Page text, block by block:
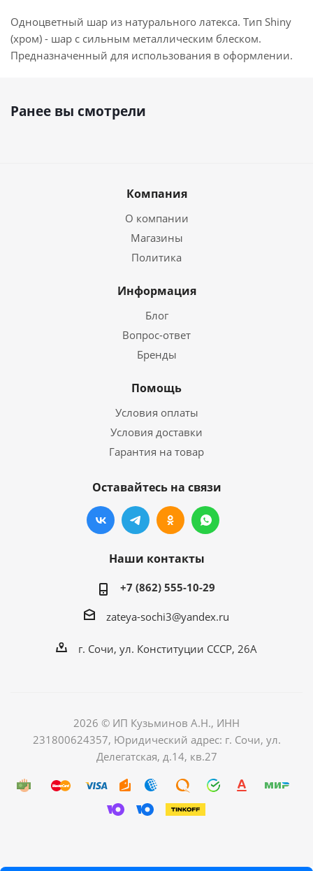
Одноцветный шар из натурального латекса. Тип Shiny
(хром) - шар с сильным металлическим блеском.
Предназначенный для использования в оформлении.
Ранее вы смотрели
Компания
О компании
Магазины
Политика
Информация
Блог
Вопрос-ответ
Бренды
Помощь
Условия оплаты
Условия доставки
Гарантия на товар
Оставайтесь на связи
Наши контакты
+7 (862) 555-10-29
zateya-sochi3@yandex.ru
г. Сочи, ул. Конституции СССР, 26А
2026 © ИП Кузьминов А.Н., ИНН
231800624357, Юридический адрес: г. Сочи, ул.
Делегатская, д.14, кв.27